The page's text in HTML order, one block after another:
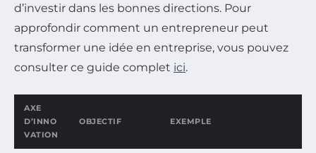
d’investir dans les bonnes directions. Pour
approfondir comment un entrepreneur peut
transformer une idée en entreprise, vous pouvez
consulter ce guide complet ici.
AXE
D’INNO
VATION
OBJECTIF EXEMPLE